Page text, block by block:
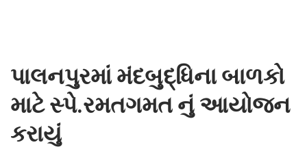
પાલનપુરમાં મંદબુદ્ધિના બાળકો
માટે સ્પે.રમતગમત નું આયોજન
કરાયું